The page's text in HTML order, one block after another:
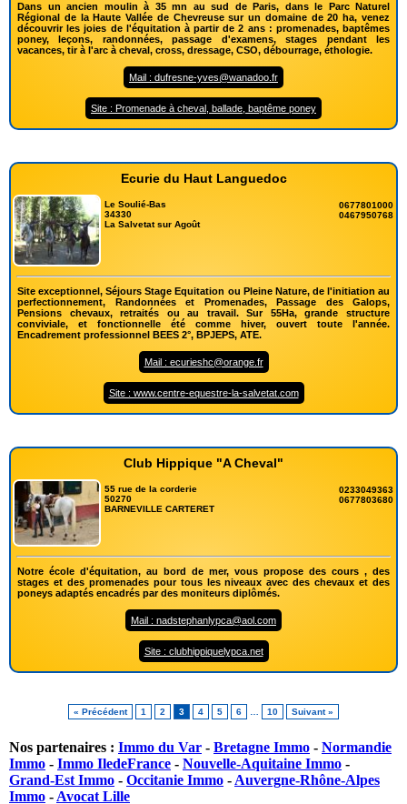
Dans un ancien moulin à 35 mn au sud de Paris, dans le Parc Naturel
Régional de la Haute Vallée de Chevreuse sur un domaine de 20 ha, venez
découvrir les joies de l'équitation à partir de 2 ans : promenades, baptêmes
poney, leçons, randonnées, passage d'examens, stages pendant les
vacances, tir à l'arc à cheval, cross, dressage, CSO, débourrage, éthologie.
Mail : dufresne-yves@wanadoo.fr
Site : Promenade à cheval, ballade, baptême poney
Ecurie du Haut Languedoc
Le Soulié-Bas
34330
La Salvetat sur Agoût
0677801000
0467950768
Site exceptionnel, Séjours Stage Equitation ou Pleine Nature, de l'initiation au
perfectionnement, Randonnées et Promenades, Passage des Galops,
Pensions chevaux, retraités ou au travail. Sur 55Ha, grande structure
conviviale, et fonctionnelle été comme hiver, ouvert toute l'année.
Encadrement professionnel BEES 2°, BPJEPS, ATE.
Mail : ecurieshc@orange.fr
Site : www.centre-equestre-la-salvetat.com
Club Hippique "A Cheval"
55 rue de la corderie
50270
BARNEVILLE CARTERET
0233049363
0677803680
Notre école d'équitation, au bord de mer, vous propose des cours , des
stages et des promenades pour tous les niveaux avec des chevaux et des
poneys adaptés encadrés par des moniteurs diplômés.
Mail : nadstephanlypca@aol.com
Site : clubhippiquelypca.net
« Précédent 1 2 3 4 5 6 10 Suivant »
Nos partenaires : Immo du Var - Bretagne Immo - Normandie
Immo - Immo IledeFrance - Nouvelle-Aquitaine Immo -
Grand-Est Immo - Occitanie Immo - Auvergne-Rhône-Alpes
Immo - Avocat Lille